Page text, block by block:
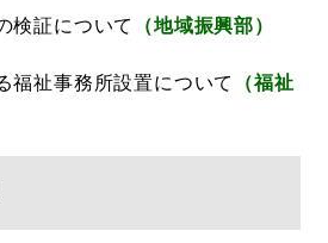
証について （地域振興部）
祉事務所設置について （福祉